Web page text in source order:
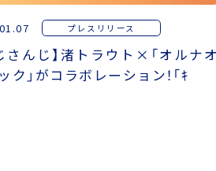
プレスリリース
さんじ】渚トラウト×「オルナ
ク」がコラボレーション！「ｷ